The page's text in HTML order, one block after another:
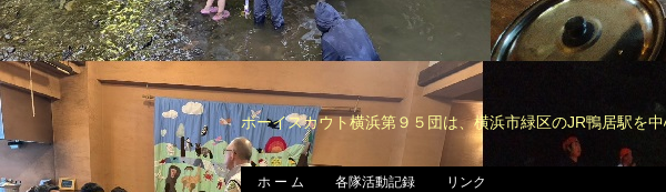
ボーイスカウト横浜第９５団は、横浜市緑区のJR鴨居駅を
ホ ー ム 各隊活動記録 リンク